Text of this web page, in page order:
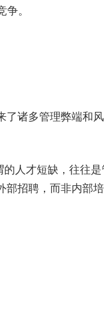
。
了诸多管理弊端和
人才短缺，往往
部招聘，而非内部